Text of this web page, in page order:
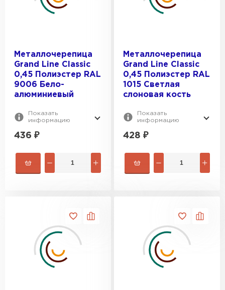
Металлочерепица
Grand Line Classic
0,45 Полиэстер RAL
9006 Бело-
алюминиевый
Показать
информацию
436 ₽
Металлочерепица
Grand Line Classic
0,45 Полиэстер RAL
1015 Светлая
слоновая кость
Показать
информацию
428 ₽